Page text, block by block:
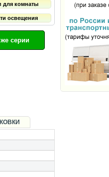
для комнаты
освещения
серии